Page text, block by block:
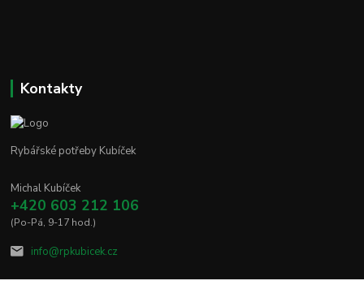
Kontakty
Rybářské potřeby Kubíček
Michal Kubíček
+420 603 212 106
(Po-Pá, 9-17 hod.)
info@rpkubicek.cz